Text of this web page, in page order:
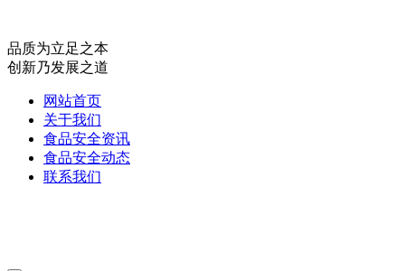
品质为立足之本
创新乃发展之道
网站首页
关于我们
食品安全资讯
食品安全动态
联系我们